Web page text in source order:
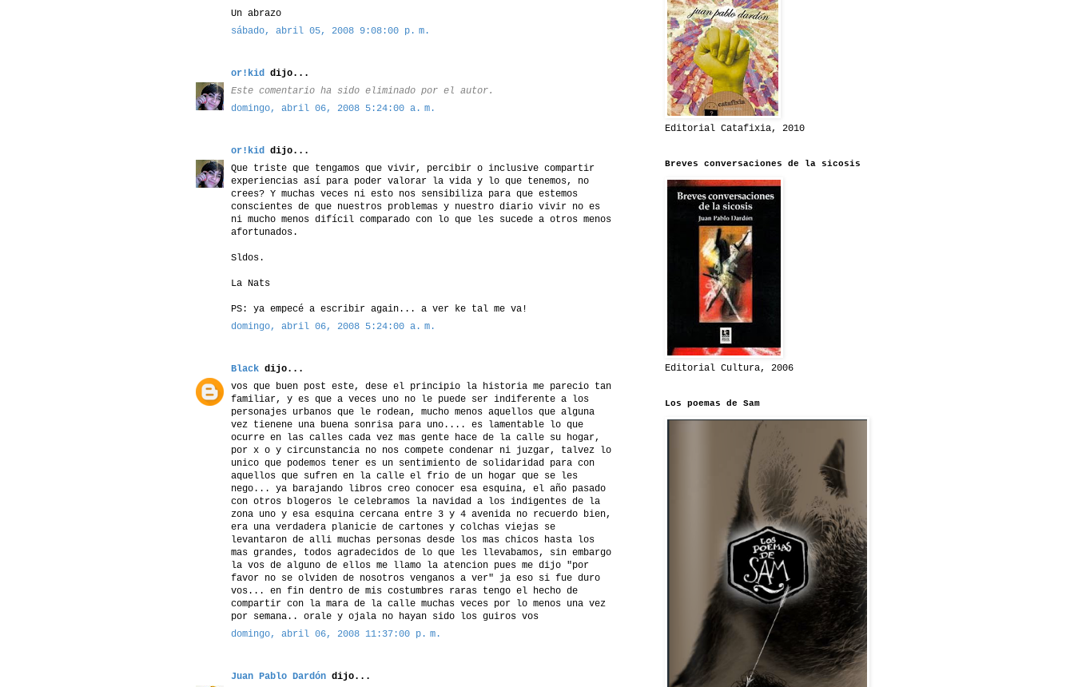
Un abrazo
sábado, abril 05, 2008 9:08:00 p. m.
or!kid
dijo...
Este comentario ha sido eliminado por el autor.
domingo, abril 06, 2008 5:24:00 a. m.
or!kid
dijo...
Que triste que tengamos que vivir, percibir o inclusive compartir
experiencias así para poder valorar la vida y lo que tenemos, no
crees? Y muchas veces ni esto nos sensibiliza para que estemos
conscientes de que nuestros problemas y nuestro diario vivir no es
ni mucho menos difícil comparado con lo que les sucede a otros menos
afortunados.
Sldos.
La Nats
PS: ya empecé a escribir again... a ver ke tal me va!
domingo, abril 06, 2008 5:24:00 a. m.
Black dijo...
vos que buen post este, dese el principio la historia me parecio tan
familiar, y es que a veces uno no le puede ser indiferente a los
personajes urbanos que le rodean, mucho menos aquellos que alguna
vez tienene una buena sonrisa para uno.... es lamentable lo que
ocurre en las calles cada vez mas gente hace de la calle su hogar,
por x o y circunstancia no nos compete condenar ni juzgar, talvez lo
unico que podemos tener es un sentimiento de solidaridad para con
aquellos que sufren en la calle el frio de un hogar que se les
nego... ya barajando libros creo conocer esa esquina, el año pasado
con otros blogeros le celebramos la navidad a los indigentes de la
zona uno y esa esquina cercana entre 3 y 4 avenida no recuerdo bien,
era una verdadera planicie de cartones y colchas viejas se
levantaron de alli muchas personas desde los mas chicos hasta los
mas grandes, todos agradecidos de lo que les llevabamos, sin embargo
la vos de alguno de ellos me llamo la atencion pues me dijo "por
favor no se olviden de nosotros venganos a ver" ja eso si fue duro
vos... en fin dentro de mis costumbres raras tengo el hecho de
compartir con la mara de la calle muchas veces por lo menos una vez
por semana.. orale y ojala no hayan sido los guiros vos
domingo, abril 06, 2008 11:37:00 p. m.
Juan Pablo Dardón dijo...
Editorial Catafixia, 2010
Breves conversaciones de la sicosis
Editorial Cultura, 2006
Los poemas de Sam